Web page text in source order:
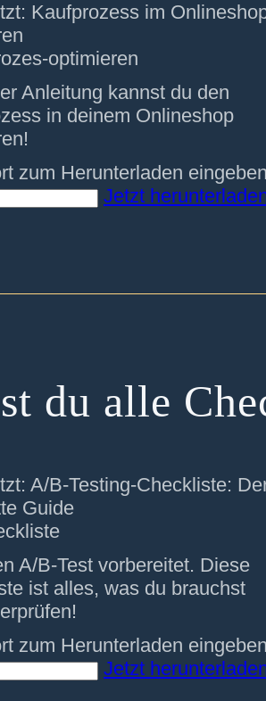
Kaufprozess im
Anleitung kannst du den
in deinem Onlineshop
zum Herunterladen
Jetzt
du alle
A/B-Testing-Checkliste:
Guide
A/B-Test vorbereitet. Diese
ist alles, was du brauchst
zum Herunterladen
Jetzt